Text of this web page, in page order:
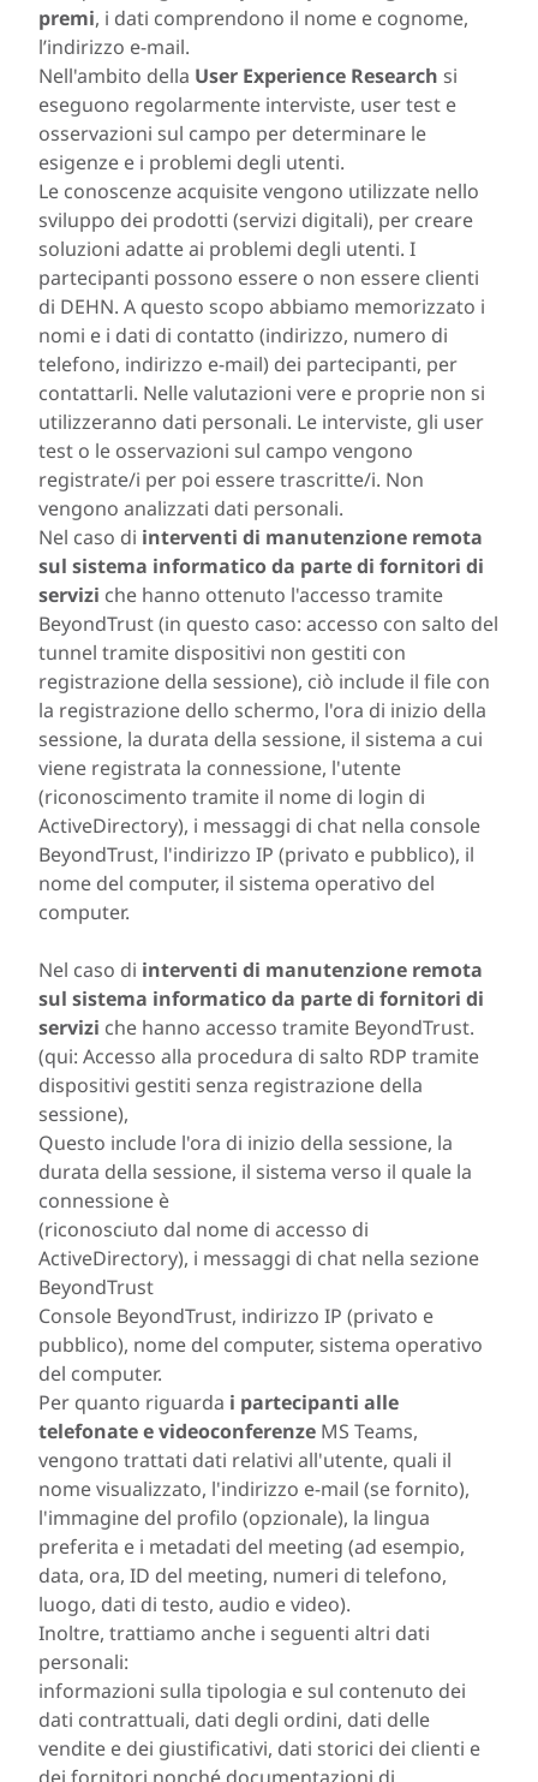
premi, i dati comprendono il nome e cognome,
l’indirizzo e-mail.
Nell'ambito della User Experience Research si
eseguono regolarmente interviste, user test e
osservazioni sul campo per determinare le
esigenze e i problemi degli utenti.
Le conoscenze acquisite vengono utilizzate nello
sviluppo dei prodotti (servizi digitali), per creare
soluzioni adatte ai problemi degli utenti. I
partecipanti possono essere o non essere clienti
di DEHN. A questo scopo abbiamo memorizzato i
nomi e i dati di contatto (indirizzo, numero di
telefono, indirizzo e-mail) dei partecipanti, per
contattarli. Nelle valutazioni vere e proprie non si
utilizzeranno dati personali. Le interviste, gli user
test o le osservazioni sul campo vengono
registrate/i per poi essere trascritte/i. Non
vengono analizzati dati personali.
Nel caso di interventi di manutenzione remota
sul sistema informatico da parte di fornitori di
servizi che hanno ottenuto l'accesso tramite
BeyondTrust (in questo caso: accesso con salto del
tunnel tramite dispositivi non gestiti con
registrazione della sessione), ciò include il file con
la registrazione dello schermo, l'ora di inizio della
sessione, la durata della sessione, il sistema a cui
viene registrata la connessione, l'utente
(riconoscimento tramite il nome di login di
ActiveDirectory), i messaggi di chat nella console
BeyondTrust, l'indirizzo IP (privato e pubblico), il
nome del computer, il sistema operativo del
computer.
Nel caso di interventi di manutenzione remota
sul sistema informatico da parte di fornitori di
servizi che hanno accesso tramite BeyondTrust.
(qui: Accesso alla procedura di salto RDP tramite
dispositivi gestiti senza registrazione della
sessione),
Questo include l'ora di inizio della sessione, la
durata della sessione, il sistema verso il quale la
connessione è
(riconosciuto dal nome di accesso di
ActiveDirectory), i messaggi di chat nella sezione
BeyondTrust
Console BeyondTrust, indirizzo IP (privato e
pubblico), nome del computer, sistema operativo
del computer.
Per quanto riguarda i partecipanti alle
telefonate e videoconferenze MS Teams,
vengono trattati dati relativi all'utente, quali il
nome visualizzato, l'indirizzo e-mail (se fornito),
l'immagine del profilo (opzionale), la lingua
preferita e i metadati del meeting (ad esempio,
data, ora, ID del meeting, numeri di telefono,
luogo, dati di testo, audio e video).
Inoltre, trattiamo anche i seguenti altri dati
personali:
informazioni sulla tipologia e sul contenuto dei
dati contrattuali, dati degli ordini, dati delle
vendite e dei giustificativi, dati storici dei clienti e